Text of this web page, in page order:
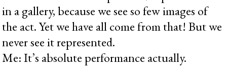
in a gallery, because we see so few images of
the act. Yet we have all come from that! But we
never see it represented.
Me: It’s absolute performance actually.